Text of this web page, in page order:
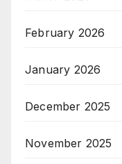
February 2026
January 2026
December 2025
November 2025